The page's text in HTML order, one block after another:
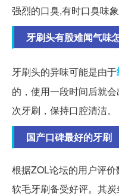
强烈的口臭,有时口臭味象
牙刷头有股难闻气味
牙刷头的异味可能是由于
的，使用一段时间后就
次牙刷，保持口腔清洁。
国产口碑最好的牙刷
根据ZOL论坛的用户评
软毛牙刷备受好评。其